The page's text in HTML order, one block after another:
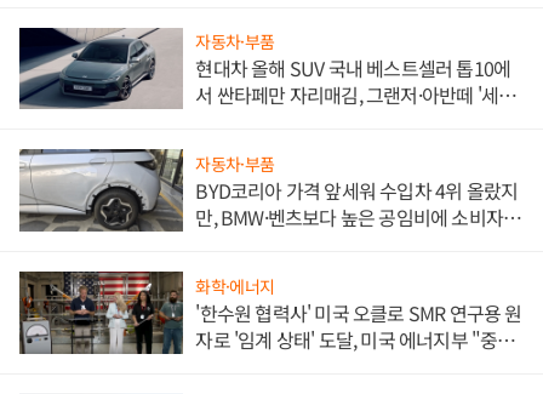
자동차·부품
현대차 올해 SUV 국내 베스트셀러 톱10에
서 싼타페만 자리매김, 그랜저·아반떼 '세단
자동차·부품
BYD코리아 가격 앞세워 수입차 4위 올랐지
만, BMW·벤츠보다 높은 공임비에 소비자
화학·에너지
'한수원 협력사' 미국 오클로 SMR 연구용 원
자로 '임계 상태' 도달, 미국 에너지부 "중요